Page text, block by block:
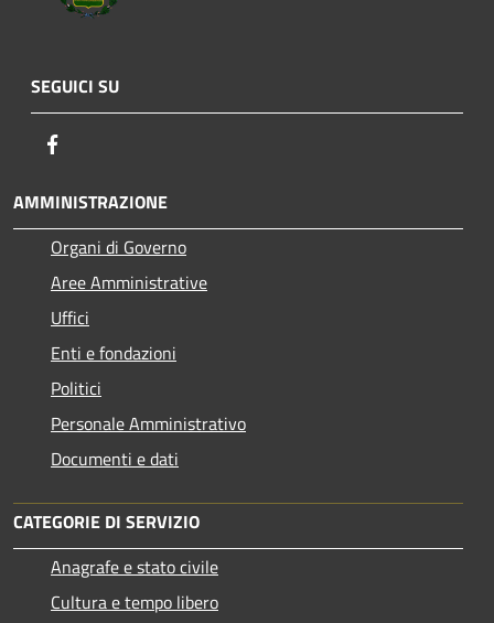
SEGUICI SU
AMMINISTRAZIONE
Organi di Governo
Aree Amministrative
Uffici
Enti e fondazioni
Politici
Personale Amministrativo
Documenti e dati
CATEGORIE DI SERVIZIO
Anagrafe e stato civile
Cultura e tempo libero